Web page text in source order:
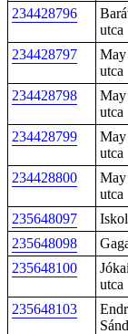
234428796
utca
234428797
May
utca
234428798
May
utca
234428799
May
utca
234428800
May
utca
235648097
235648098
235648100
utca
235648103